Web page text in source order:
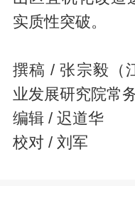
实质性突破。
撰稿 / 张宗毅（
业发展研究院常
编辑 / 迟道华
校对 / 刘军